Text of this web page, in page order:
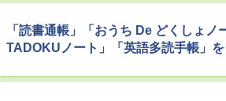
「読書通帳」「おうち De どくしょノ
TADOKUノート」「英語多読手帳」